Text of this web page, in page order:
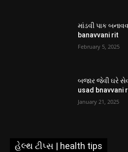
માંડવી પાક
banavvani rit
February 5, 2025
બજાર જેવી ઘરે
usad bnavvani
January 21, 2025
હેલ્થ ટીપ્સ | health tips